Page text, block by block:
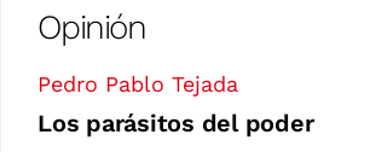
Opinión
Pedro Pablo Tejada
Los parásitos del poder